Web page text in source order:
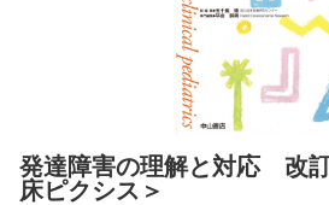
発達障害の理解と対応 改
床ピクシス＞